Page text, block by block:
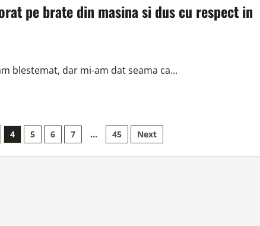
pe brate din masina si dus cu respect in
blestemat, dar mi-am dat seama ca...
4 5 6 7 … 45 Next